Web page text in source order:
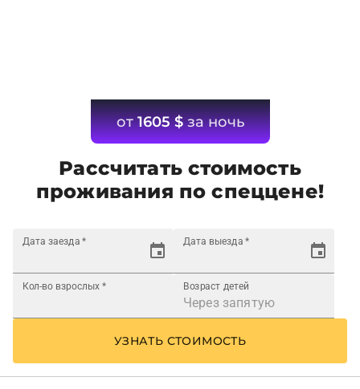
от1605 $за ночь
Рассчитать стоимость
проживания по спеццене!
Дата заезда * Дата выезда *
Кол-во взрослых * Возраст детей
УЗНАТЬ СТОИМОСТЬ